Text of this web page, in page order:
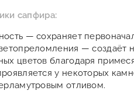
сапфира:
— сохраняет
— создаёт
цветов благодаря
у некоторых
отливом.